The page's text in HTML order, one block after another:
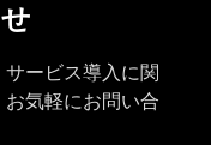
ービス導入に関
気軽にお問い合